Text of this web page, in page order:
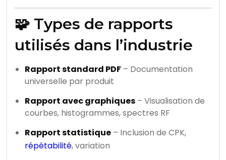
🧩 Types de rapports
utilisés dans l’industrie
Rapport standard PDF – Documentation
universelle par produit
Rapport avec graphiques – Visualisation de
courbes, histogrammes, spectres RF
Rapport statistique – Inclusion de CPK,
répétabilité, variation